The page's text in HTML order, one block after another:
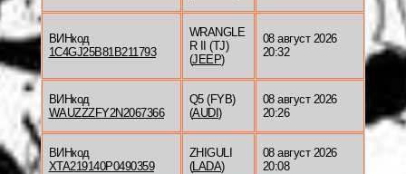
ВИНкод
1C4GJ25B81B211793
WRANGLE
R II (TJ)
(JEEP)
08 август 2026
20:32
ВИНкод
WAUZZZFY2N2067366
Q5 (FYB)
(AUDI )
08 август 2026
20:26
ВИНкод
XTA219140P0490359
ZHIGULI
(LADA)
08 август 2026
20:08